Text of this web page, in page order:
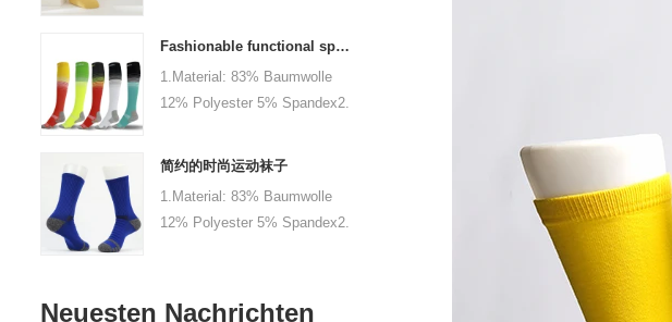
Logo-Marke
Monat, 6-12 Monate, 1-3
Jahre Baby oder als
1000 Paare / Farbe 5.Logo:
Zuletzt Ihr Unternehmen oder
Ihr Markenlogo angepasst
Fashionable functional sports socks and exquisite personalized pressure socks
1.Material: 83% Baumwolle
12% Polyester 5% Spandex2.
oder maßgeschneidert3.IZE:
Paare / Farbe / Größe5.Logo:
简约的时尚运动袜子
1.Material: 83% Baumwolle
12% Polyester 5% Spandex2.
Erwachsener oder als
Neuesten Nachrichten